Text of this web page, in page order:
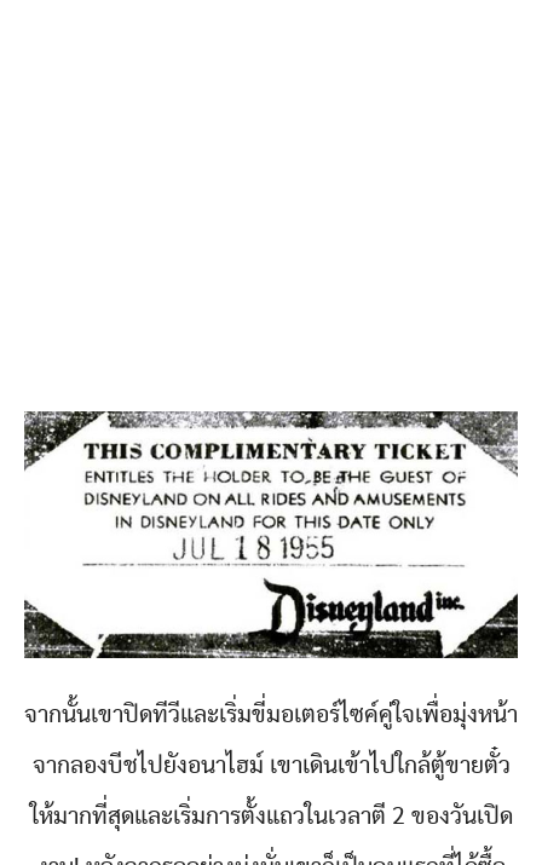
จากนั้นเขาปิดทีวีและเริ่มขี่มอเตอร์ไซค์คู่ใจเพื่อมุ่งหน้า
จากลองบีชไปยังอนาไฮม์ เขาเดินเข้าไปใกล้ตู้ขายตั๋ว
ให้มากที่สุดและเริ่มการตั้งแถวในเวลาตี 2 ของวันเปิด